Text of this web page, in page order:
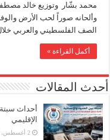
محمد بشّار وتوزيع خالد
وألحانه صوراً لحب الأرض
الصف الفلسطيني والعربي
أكمل القراءة »
أحدث المقالات
أحداث
الإقليمي
2 أغسطس، 2026